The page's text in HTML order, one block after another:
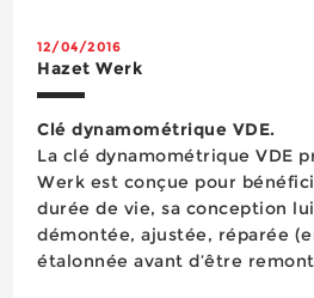
12/04/2016
Hazet Werk
Clé dynamométrique VDE.
La clé dynamométrique VDE
Werk est conçue pour
durée de vie, sa conception
démontée, ajustée, réparée
étalonnée avant d’être